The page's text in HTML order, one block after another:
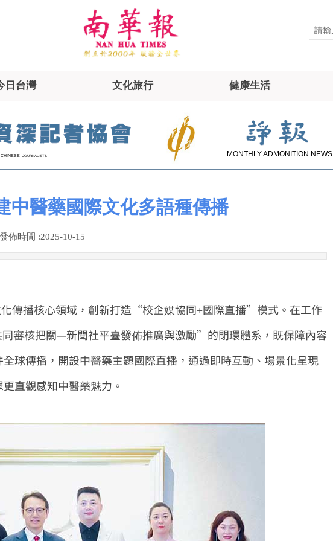
日台灣 文化旅行 健康生活
MONTHLY ADMONITION NEWS
CHINESE JOURNALISTS
中醫藥國際文化多語種傳播
發佈時間 :2025-10-15
傳播核心領域，創新打造“校企媒協同+國際直播”模式。在工作
審核把關—新聞社平臺發佈推廣與激勵”的閉環體系，既保障內容
球傳播，開設中醫藥主題國際直播，通過即時互動、場景化呈現
直觀感知中醫藥魅力。